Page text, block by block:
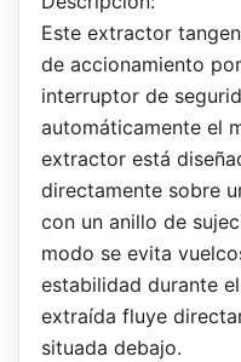
Este extractor
de accionamiento
interruptor de
automáticamente el
extractor está
directamente sobre
con un anillo de
modo se evita
estabilidad durante
extraída fluye
situada debajo.